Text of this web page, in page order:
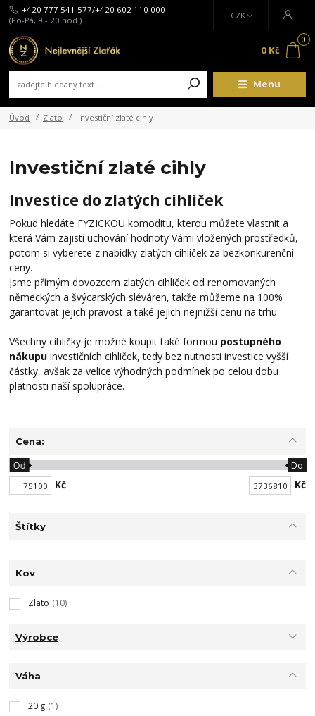
Menu
CZK
+420 777 541 577/+420 602 110 000
(Po-Pá, 9 - 20 hod.)
0
0 Kč
Úvod Zlato Investiční zlaté cihly
Investiční zlaté cihly
Investice do zlatých cihliček
Pokud hledáte FYZICKOU komoditu, kterou můžete vlastnit a
která Vám zajistí uchování hodnoty Vámi vložených prostředků,
potom si vyberete z nabídky zlatých cihliček za bezkonkurenční
ceny.
Jsme přímým dovozcem zlatých cihliček od renomovaných
německých a švýcarských sléváren, takže můžeme na 100%
garantovat jejich pravost a také jejich nejnižší cenu na trhu.
Všechny cihličky je možné koupit také formou postupného
nákupu investičních cihliček, tedy bez nutnosti investice vyšší
částky, avšak za velice výhodných podmínek po celou dobu
platnosti naší spolupráce.
Cena:
Kč
Od Do
Kč
Štítky
Kov
Zlato (10)
Výrobce
Váha
20 g (1)